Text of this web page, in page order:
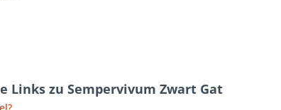
Links zu Sempervivum Zwart Gat